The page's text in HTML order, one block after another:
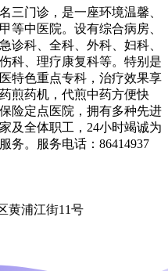
三门诊，是一座环境温馨、
等中医院。设有综合病房、
诊科、全科、外科、妇科、
科、理疗康复科等。特别是
特色重点专科，治疗效果享
煎药机，代煎中药方便快
险定点医院，拥有多种先进
及全体职工，24小时竭诚为
务。服务电话：86414937
黄浦江街11号